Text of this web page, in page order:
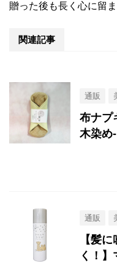
贈った後も長く心に留
関連記事
通販
布ナプ
木染
通販
【髪
く！